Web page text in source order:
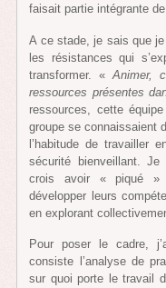
faisait partie intégrante
A ce stade, je sais que
les résistances qui
transformer. « Animer,
ressources présentes
ressources, cette
groupe se connaissaient
l’habitude de travailler
sécurité bienveillant.
crois avoir « piqué »
développer leurs
en explorant
Pour poser le cadre,
consiste l’analyse de
sur quoi porte le travail